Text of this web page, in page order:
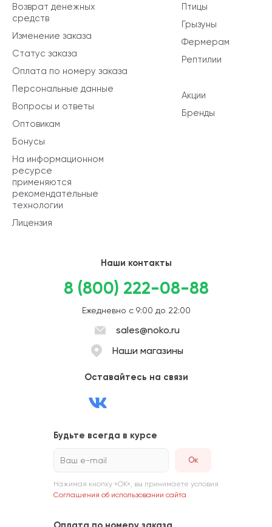
Птицы
Грызуны
Фермерам
Рептилии
Акции
Бренды
Возврат денежных
средств
Изменение заказа
Статус заказа
Оплата по номеру заказа
Персональные данные
Вопросы и ответы
Оптовикам
Бонусы
На информационном
ресурсе
применяются
рекомендательные
технологии
Лицензия
Наши контакты
8 (800) 222-08-88
Ежедневно с 9:00 до 22:00
sales@noko.ru
Наши магазины
Оставайтесь на связи
Будьте всегда в курсе
Ваш e-mail
Нажимая кнопку «ОК», вы принимаете условия
Соглашения об использовании сайта